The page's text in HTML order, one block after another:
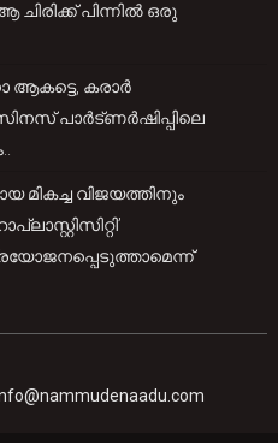
പിന്നിൽ ഒരു
ആകട്ടെ, കരാർ
പാർട്ണർഷിപ്പിലെ
മികച്ച വിജയത്തിനും